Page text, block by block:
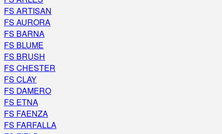
FS ARTISAN
FS AURORA
FS BARNA
FS BLUME
FS BRUSH
FS CHESTER
FS CLAY
FS DAMERO
FS ETNA
FS FAENZA
FS FARFALLA